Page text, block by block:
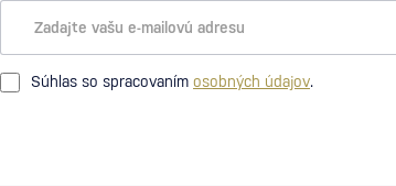
Súhlas so spracovaním osobných údajov.